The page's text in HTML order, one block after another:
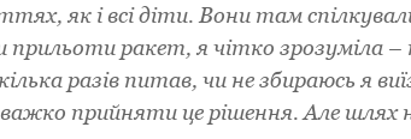
як і всі діти. Вони там
прильоти ракет, я чітко зрозуміла
разів питав, чи не збираюсь я
прийняти це рішення. Але шлях